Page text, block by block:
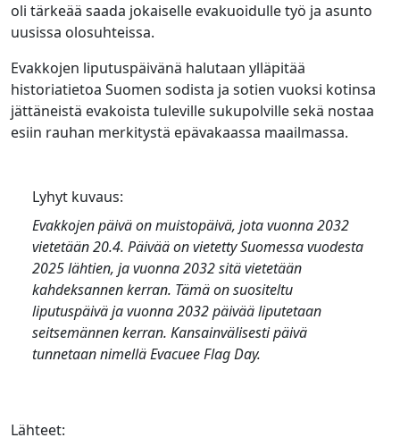
oli tärkeää saada jokaiselle evakuoidulle työ ja asunto
uusissa olosuhteissa.
Evakkojen liputuspäivänä halutaan ylläpitää
historiatietoa Suomen sodista ja sotien vuoksi kotinsa
jättäneistä evakoista tuleville sukupolville sekä nostaa
esiin rauhan merkitystä epävakaassa maailmassa.
Lyhyt kuvaus:
Evakkojen päiväon muistopäivä, jota vuonna 2032
vietetään 20.4. Päivää on vietetty Suomessa vuodesta
2025 lähtien, ja vuonna 2032 sitä vietetään
kahdeksannen kerran. Tämä on suositeltu
liputuspäivä ja vuonna 2032 päivää liputetaan
seitsemännen kerran. Kansainvälisesti päivä
tunnetaan nimelläEvacuee Flag Day.
Lähteet: